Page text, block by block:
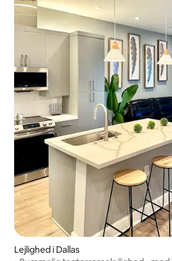
Lejlighed i Dallas